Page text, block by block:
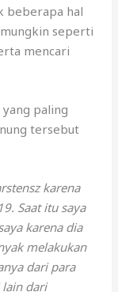
beberapa hal
seperti
mencari
paling
tersebut
karena
Saat itu saya
karena dia
melakukan
dari para
dari